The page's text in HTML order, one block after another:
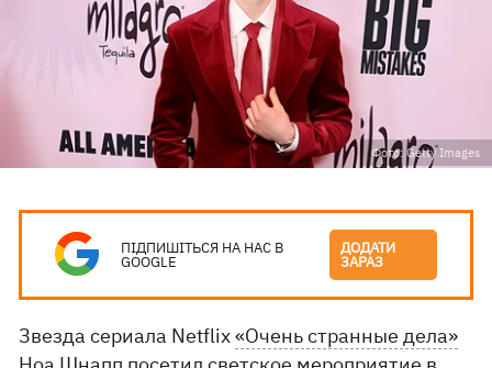
Фото: Getty Images
ПІДПИШІТЬСЯ НА НАС В
GOOGLE
ДОДАТИ
ЗАРАЗ
Звезда сериала Netflix«Очень странные дела»